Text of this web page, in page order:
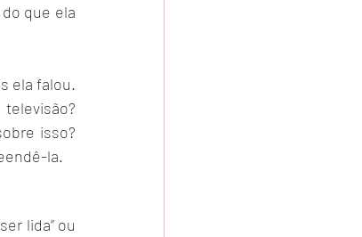
que ela
ela falou.
isso?
la.
lida” ou